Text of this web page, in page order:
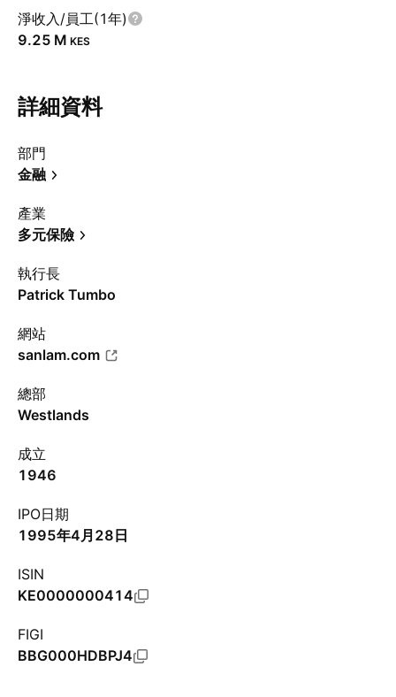
淨收入/員工(1年)
‪9.25 M‬ KES
詳細資料
部門
金融
產業
多元保險
執行長
Patrick Tumbo
網站
sanlam.com
總部
Westlands
成立
1946
IPO日期
1995年4月28日
ISIN
KE0000000414
FIGI
BBG000HDBPJ4